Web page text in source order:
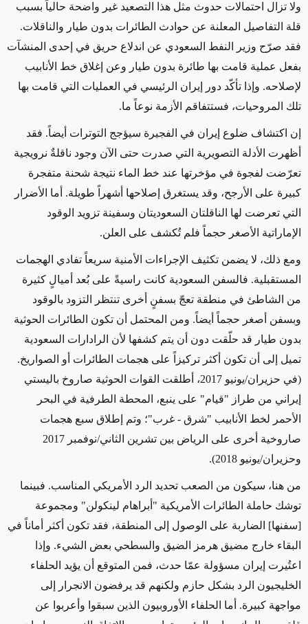
ولا تزال احتمالات حدوث مثل هذا التصعيد غير واضحة حالياً بسبب
قلة التفاصيل المعلنة عن حوادث الطائرات بدون طيار والناقلات.
فقد صرّح وزير النفط السعودي عن اندلاع حريق في إحدى المنشآت
بفعل عملية قامت بها طائرة بدون طيار وعن إغلاق خط الأنابيب
لإصلاحه. وإذا تأكّد دور إيران الرئيسي في العمليات التي قامت بها
تلك المروحيات، فستتفاقم الأزمة نوعاً ما.
إن اكتشاف ضلوع إيران في الفجيرة سيؤجج التوترات أيضاً. فقد
أظهرت الأدلة التصويرية التي صدرت حتى الآن وجود ناقلةٌ نرويجية
تعرّضت لفجوة في مؤخرتها عند خط الماء نتيجة شحنة متفجرة
كبيرة على الأرجح، وقد يستغرق إصلاحها أشهراً طويلة. أما الأضرار
التي تعرضت لها الناقلتان السعوديتان وسفينة تزويد الوقود
الإماراتية الأصغر حجماً فلم تُكشف على العلن.
ومع ذلك، لا يضمن تكثيف الإجراءات الأمنية سريعاً تفادي الهجمات
المستقبلية. فالسفن السعودية كانت راسيةً على بُعد أميالٍ كثيرة
من الشاطئ في منطقة تعجّ بسفنٍ أخرى تنتظر التزود بالوقود
وبسفن أصغر حجماً أيضاً. ومن المحتمل أن تكون الطائرات الحوثية
بدون طيار قد حلّقت دون أن يتم كشفها لأن الرادارات السعودية
تميل إلى أن تكون أكثر تركيزاً على هجمات الطائرات أو الصواريخ.
(في حزيران/يونيو 2017، أطلقت القوات الحوثية صاروخ باليستي
إيراني من طراز "قيام" على ينبع، المحطة الطرفية في البحر
الأحمر لخط الأنابيب "شرق - غرب"؛ وتم إطلاق سبع هجمات
صاروخية أخرى على الرياض بين تشرين الثاني/نوفمبر 2017
وحزيران/يونيو 2018).
من هنا، سيكون من الصعب تحديد الرد الأمريكي المناسب. فبينما
توشك حاملة الطائرات الأمريكية "أبراهام لينكولن" ومجموعة
[سفنها] الضاربة على الوصول إلى المنطقة، فقد تكون أكثر أماناً في
البقاء خارج مضيق هرمز الضيق والسطحي بعض الشيء. وإذا
اعتُيرت إيران مسؤولة عمّا حدث، فمن المتوقع أن يؤيد الحلفاء
الخليجيون الرد بشكل حازم ولكنهم قد يرفضون الانجرار إلى
مواجهة كبيرة. أما الحلفاء الأوروبيون الذين سبقوا وأعربوا عن